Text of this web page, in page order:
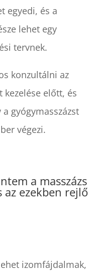
egyedi, és a
lehet egy
tervnek.
konzultálni az
kezelése előtt, és
gyógymasszázst
végezi.
a masszázs
ezekben rejlő
izomfájdalmak,